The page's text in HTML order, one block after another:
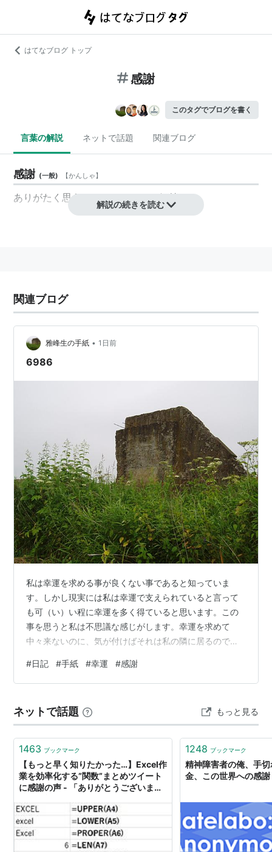
はてなブログ トップ
感謝
このタグでブログを書く
言葉の解説 ネットで話題 関連ブログ
感謝 (一般) 【かんしゃ】
ありがたく思うこと、また、その気持ち。
解説の続きを読む
関連ブログ
雅峰生の手紙 • 1日前
6986
私は幸運を求める事が良くない事であると知っていま
す。しかし現実には私は幸運で支えられていると言って
も可（い）い程に幸運を多く得ていると思います。この
事を思うと私は不思議な感じがします。幸運を求めて
中々来ないのに、気が付けばそれは私の隣に居るので
に委ねる、その心持ちを忘れてはなりません。
#日記 #手紙 #幸運 #感謝
ネットで話題 もっと見る
1463 ブックマーク
【もっと早く知りたかった…】Excel作
業を効率化する”関数”まとめツイート
に感謝の声 - 「ありがとうございます!
1248 ブックマーク
精神障害者の俺、手
金、この世界への感謝